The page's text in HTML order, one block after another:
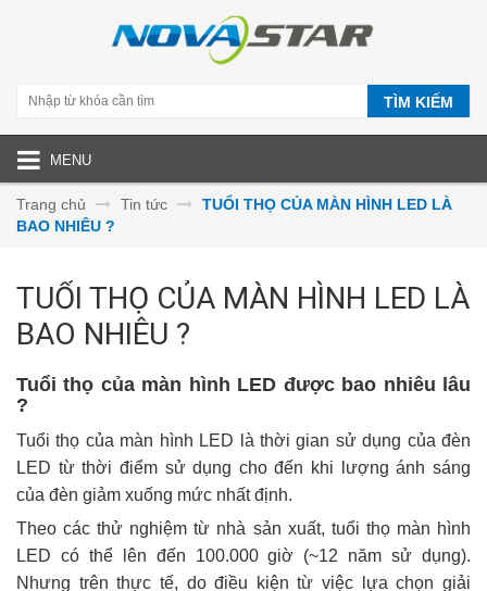
TÌM KIẾM
MENU
Trang chủ Tin tức
TUỔI THỌ CỦA MÀN HÌNH LED LÀ
BAO NHIÊU ?
TUỔI THỌ CỦA MÀN HÌNH LED LÀ
BAO NHIÊU ?
Tuổi thọ của màn hình LED được bao nhiêu lâu
?
Tuổi thọ của màn hình LED là thời gian sử dụng của đèn
LED từ thời điểm sử dụng cho đến khi lượng ánh sáng
của đèn giảm xuống mức nhất định.
Theo các thử nghiệm từ nhà sản xuất, tuổi thọ màn hình
LED có thể lên đến 100.000 giờ (~12 năm sử dụng).
Nhưng trên thực tế, do điều kiện từ việc lựa chọn giải